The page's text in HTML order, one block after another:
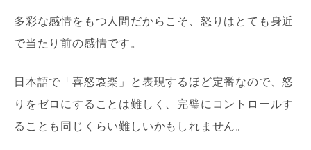
多彩な感情をもつ人間だからこそ、怒りはとても身近
で当たり前の感情です。
日本語で「喜怒哀楽」と表現するほど定番なので、怒
りをゼロにすることは難しく、完璧にコントロールす
ることも同じくらい難しいかもしれません。